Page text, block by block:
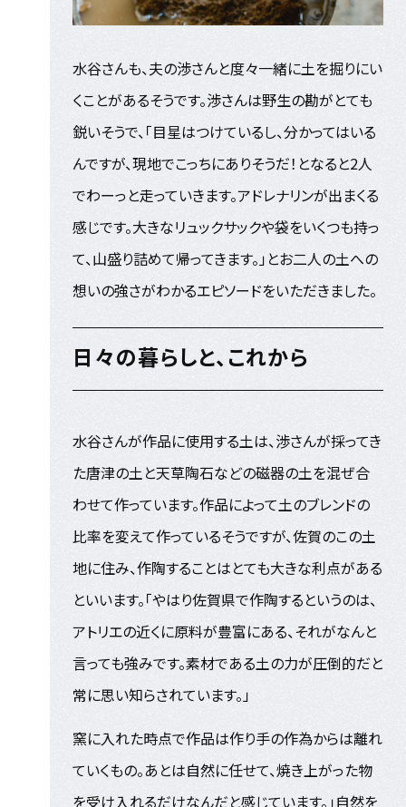
水谷さんも、夫の渉さんと度々一緒に土を掘りにい
くことがあるそうです。渉さんは野生の勘がとても
鋭いそうで、「目星はつけているし、分かってはいる
んですが、現地でこっちにありそうだ！となると2人
でわーっと走っていきます。アドレナリンが出まくる
感じです。大きなリュックサックや袋をいくつも持っ
て、山盛り詰めて帰ってきます。」とお二人の土への
想いの強さがわかるエピソードをいただきました。
日々の暮らしと、これから
水谷さんが作品に使用する土は、渉さんが採ってき
た唐津の土と天草陶石などの磁器の土を混ぜ合
わせて作っています。作品によって土のブレンドの
比率を変えて作っているそうですが、佐賀のこの土
地に住み、作陶することはとても大きな利点がある
といいます。「やはり佐賀県で作陶するというのは、
アトリエの近くに原料が豊富にある、それがなんと
言っても強みです。素材である土の力が圧倒的だと
常に思い知らされています。」
窯に入れた時点で作品は作り手の作為からは離れ
ていくもの。あとは自然に任せて、焼き上がった物
を受け入れるだけなんだと感じています。」自然を